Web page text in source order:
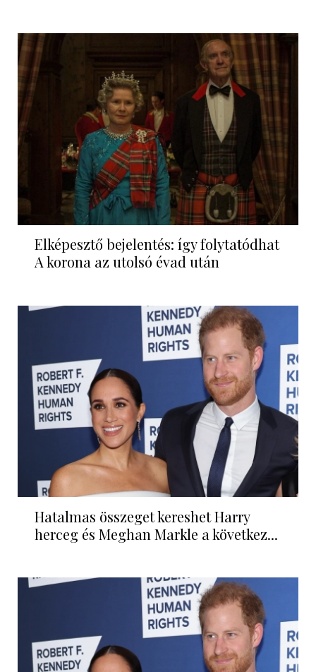
Elképesztő bejelentés: így folytatódhat
A korona az utolsó évad után
Hatalmas összeget kereshet Harry
herceg és Meghan Markle a következ...